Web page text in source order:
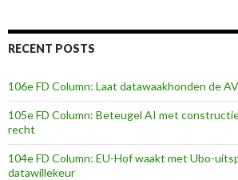
RECENT POSTS
106e FD Column: Laat datawaakhonden de
105e FD Column: Beteugel AI met
recht
104e FD Column: EU-Hof waakt met Ubo-
datawillekeur